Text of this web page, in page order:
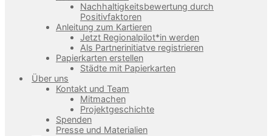
Nachhaltigkeitsbewertung durch
Positivfaktoren
Anleitung zum Kartieren
Jetzt Regionalpilot*in werden
Als Partnerinitiatve registrieren
Papierkarten erstellen
Städte mit Papierkarten
Über uns
Kontakt und Team
Mitmachen
Projektgeschichte
Spenden
Presse und Materialien